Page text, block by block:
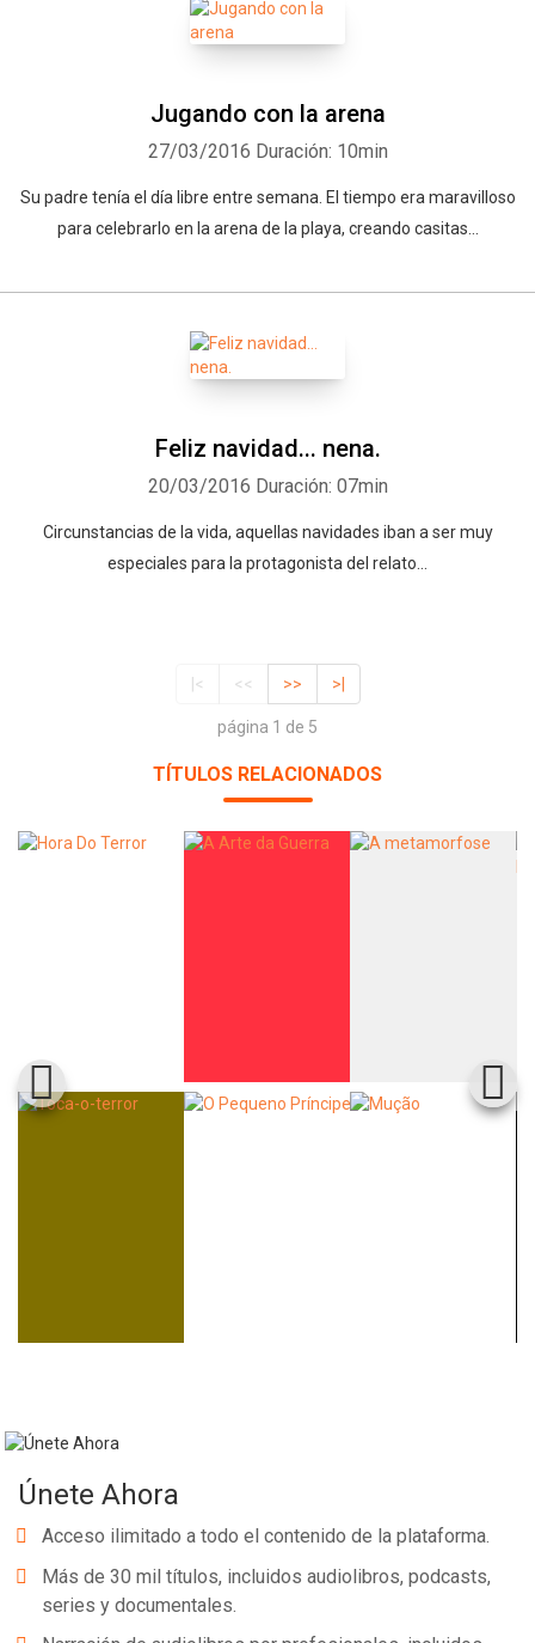
Jugando con la arena
27/03/2016 Duración: 10min
Su padre tenía el día libre entre semana. El tiempo era maravilloso
para celebrarlo en la arena de la playa, creando casitas...
Feliz navidad... nena.
20/03/2016 Duración: 07min
Circunstancias de la vida, aquellas navidades iban a ser muy
especiales para la protagonista del relato...
|< << >> >|
página 1 de 5
TÍTULOS RELACIONADOS
Únete Ahora
Acceso ilimitado a todo el contenido de la plataforma.
Más de 30 mil títulos, incluidos audiolibros, podcasts,
series y documentales.